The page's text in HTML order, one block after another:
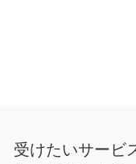
受けたいサービ